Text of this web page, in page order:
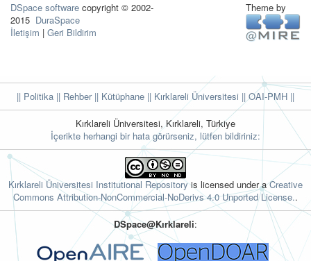
DSpace software copyright © 2002-
2015 DuraSpace
İletişim | Geri Bildirim
Theme by
|| Politika || Rehber|| Kütüphane || Kırklareli Üniversitesi || OAI-PMH ||
Kırklareli Üniversitesi, Kırklareli, Türkiye
İçerikte herhangi bir hata görürseniz, lütfen bildiriniz:
Kırklareli Üniversitesi Institutional Repository is licensed under aCreative
Commons Attribution-NonCommercial-NoDerivs 4.0 Unported License..
DSpace@Kırklareli: